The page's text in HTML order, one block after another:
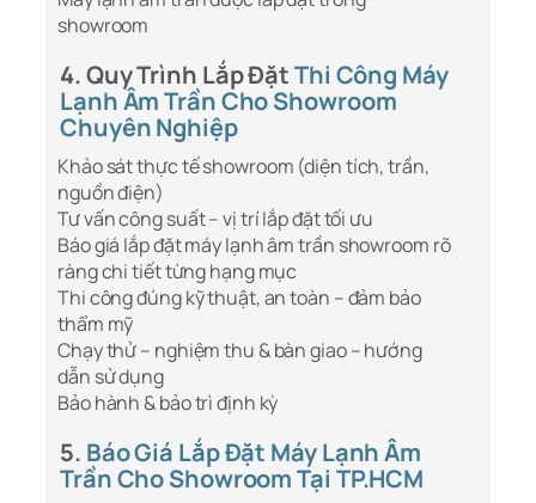
showroom
4. Quy Trình Lắp ĐặtThi Công Máy
Lạnh Âm Trần Cho Showroom
Chuyên Nghiệp
Khảo sát thực tế showroom (diện tích, trần,
nguồn điện)
Tư vấn công suất – vị trí lắp đặt tối ưu
Báo giá lắp đặt máy lạnh âm trần showroom rõ
ràng chi tiết từng hạng mục
Thi công đúng kỹ thuật, an toàn – đảm bảo
thẩm mỹ
Chạy thử – nghiệm thu & bàn giao – hướng
dẫn sử dụng
Bảo hành & bảo trì định kỳ
5. Báo Giá Lắp Đặt Máy Lạnh Âm
Trần Cho Showroom Tại TP.HCM